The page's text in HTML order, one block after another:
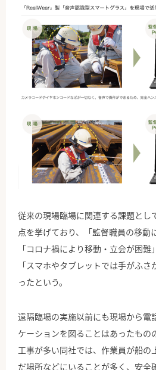
従来の現場臨場に関連する課題とし
点を挙げており、「監督職員の移動
「コロナ禍により移動・立会が困難
「スマホやタブレットでは手がふ
ったという。
遠隔臨場の実施以前にも現場から電
ケーションを図ることはあったもの
工事が多い同社では、作業員が船の
だ場所などにいることが多く、安全